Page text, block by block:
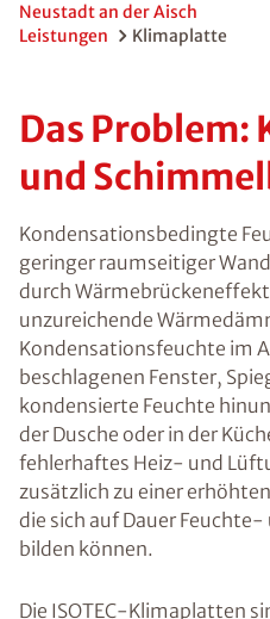
Neustadt an der Aisch
Leistungen
Klimaplatte
Das Problem:
und
Kondensationsbedingte
geringer raumseitiger
durch
unzureichende
Kondensationsfeuchte im
beschlagenen Fenster,
kondensierte Feuchte
der Dusche oder in der
fehlerhaftes Heiz- und
zusätzlich zu einer
die sich auf Dauer
bilden können.
Die ISOTEC-Klimaplatten